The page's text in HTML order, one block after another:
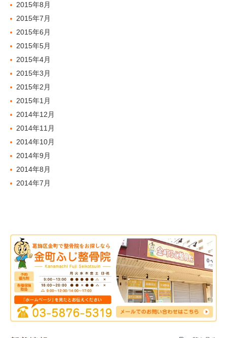
2015年8月
2015年7月
2015年6月
2015年5月
2015年4月
2015年3月
2015年2月
2015年1月
2014年12月
2014年11月
2014年10月
2014年9月
2014年8月
2014年7月